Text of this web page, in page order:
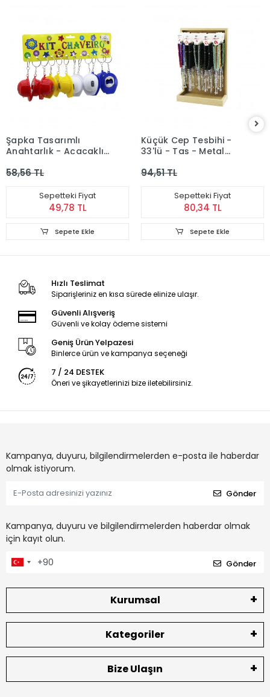
Şapka Tasarımlı
Anahtarlık - Açacaklı
58,56 TL
Sepetteki Fiyat
49,78 TL
Sepete Ekle
Küçük Cep Tesbihi -
33'lü - Taş - Metal
Karışık Renk
94,51 TL
Sepetteki Fiyat
80,34 TL
Sepete Ekle
Hızlı Teslimat
Siparişleriniz en kısa sürede elinize ulaşır.
Güvenli Alışveriş
Güvenli ve kolay ödeme sistemi
Geniş Ürün Yelpazesi
Binlerce ürün ve kampanya seçeneği
7 / 24 DESTEK
Öneri ve şikayetlerinizi bize iletebilirsiniz.
Kampanya, duyuru, bilgilendirmelerden e-posta ile haberdar
olmak istiyorum.
Gönder
Kampanya, duyuru ve bilgilendirmelerden haberdar olmak
için kayıt olun.
Gönder
Kurumsal
Kategoriler
Bize Ulaşın